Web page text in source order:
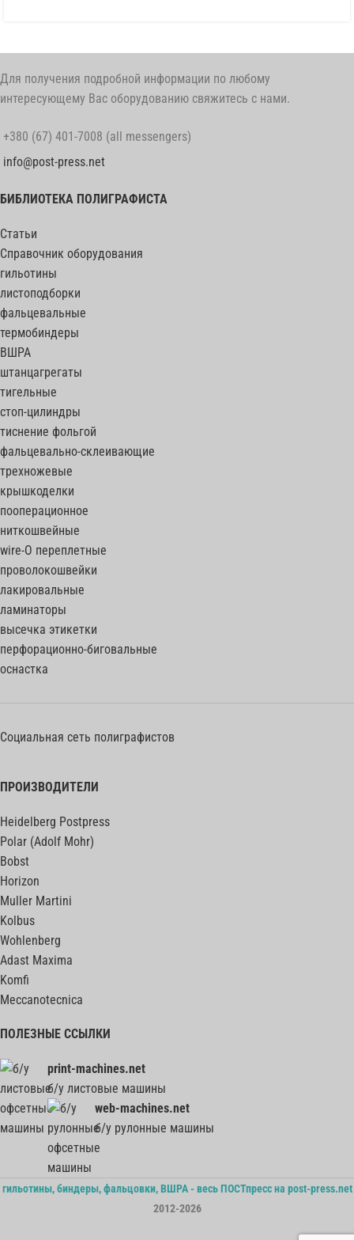
Для получения подробной информации по любому
интересующему Вас оборудованию свяжитесь с нами.
+380 (67) 401-7008 (all messengers)
info@post-press.net
БИБЛИОТЕКА ПОЛИГРАФИСТА
Статьи
Справочник оборудования
гильотины
листоподборки
фальцевальные
термобиндеры
ВШРА
штанцагрегаты
тигельные
стоп-цилиндры
тиснение фольгой
фальцевально-склеивающие
трехножевые
крышкоделки
пооперационное
ниткошвейные
wire-O переплетные
проволокошвейки
лакировальные
ламинаторы
высечка этикетки
перфорационно-биговальные
оснастка
Социальная сеть полиграфистов
ПРОИЗВОДИТЕЛИ
Heidelberg Postpress
Polar (Adolf Mohr)
Bobst
Horizon
Muller Martini
Kolbus
Wohlenberg
Adast Maxima
Komfi
Meccanotecnica
ПОЛЕЗНЫЕ ССЫЛКИ
print-machines.net
б/у листовые машины
web-machines.net
б/у рулонные машины
гильотины, биндеры, фальцовки, ВШРА - весь ПОСТпресс на post-press.net
2012-2026